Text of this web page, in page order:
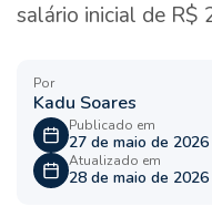
salário inicial de R$
Por
Kadu Soares
Publicado em
27 de maio de
Atualizado em
28 de maio de